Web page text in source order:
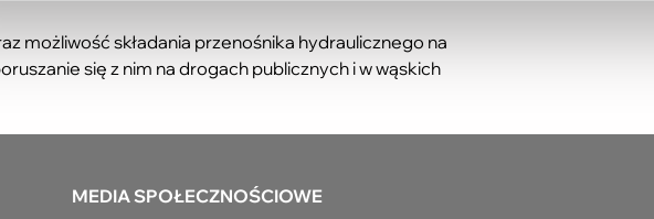
możliwość składania przenośnika hydraulicznego na
się z nim na drogach publicznych i w wąskich
MEDIA SPOŁECZNOŚCIOWE